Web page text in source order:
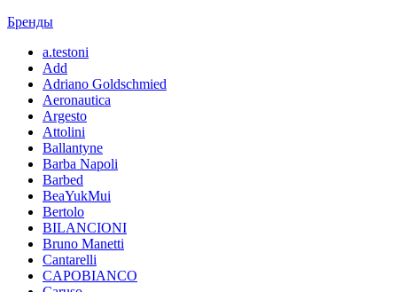
Бренды
a.testoni
Add
Adriano Goldschmied
Aeronautica
Argesto
Attolini
Ballantyne
Barba Napoli
Barbed
BeaYukMui
Bertolo
BILANCIONI
Bruno Manetti
Cantarelli
CAPOBIANCO